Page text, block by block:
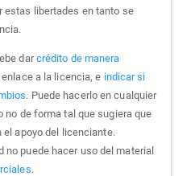
estas libertades en tanto se
darcrédito de manera
a la licencia, e indicar si
. Puede hacerlo en cualquier
no de forma tal que sugiera que
el apoyo del licenciante.
no puede hacer uso del material
.